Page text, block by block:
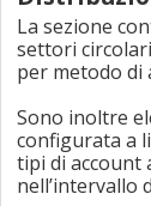
La sezione
settori
per metodo di
Sono inoltre
configurata a
tipi di account
nell’intervallo